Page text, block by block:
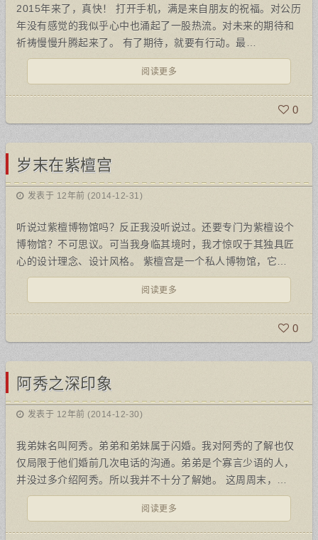
2015年来了，真快！ 打开手机，满是来自朋友的祝福。对公历
年没有感觉的我似乎心中也涌起了一股热流。对未来的期待和
祈祷慢慢升腾起来了。 有了期待，就要有行动。最…
阅读更多
0
岁末在紫檀宫
发表于 12年前 (2014-12-31)
听说过紫檀博物馆吗？反正我没听说过。还要专门为紫檀设个
博物馆？不可思议。可当我身临其境时，我才惊叹于其独具匠
心的设计理念、设计风格。 紫檀宫是一个私人博物馆，它…
阅读更多
0
阿秀之深印象
发表于 12年前 (2014-12-30)
我弟妹名叫阿秀。弟弟和弟妹属于闪婚。我对阿秀的了解也仅
仅局限于他们婚前几次电话的沟通。弟弟是个寡言少语的人，
并没过多介绍阿秀。所以我并不十分了解她。 这周周末，…
阅读更多